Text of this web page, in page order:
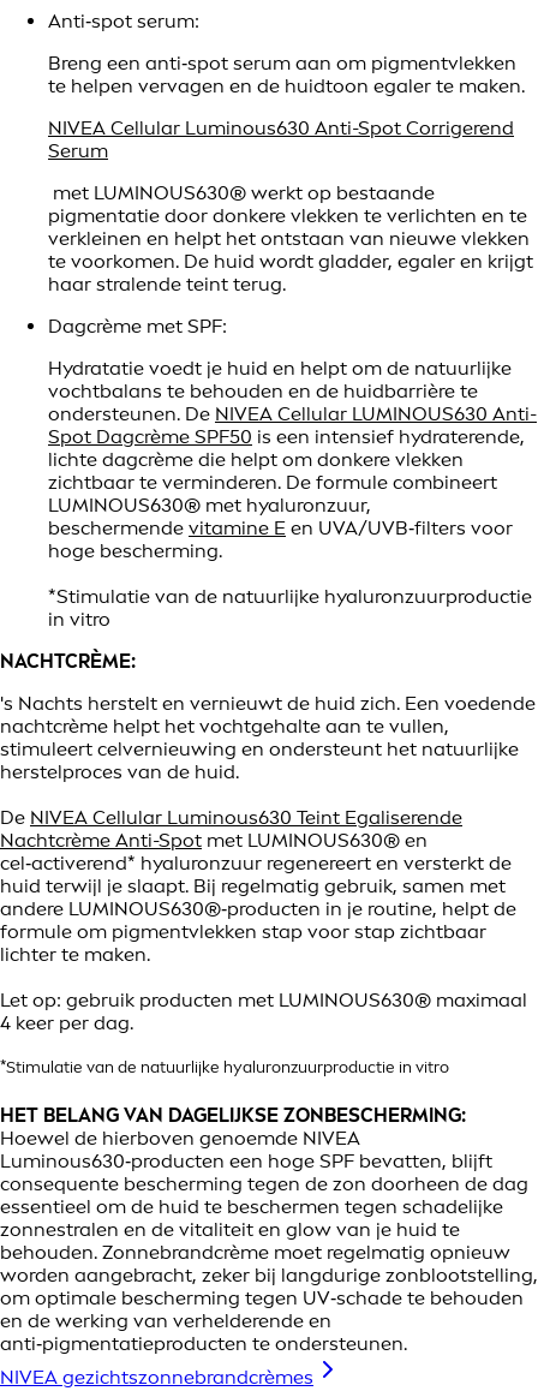
Anti‑spot serum:
Breng een anti‑spot serum aan om pigmentvlekken
te helpen vervagen en de huidtoon egaler te maken.
NIVEA Cellular Luminous630 Anti-Spot Corrigerend
Serum
met LUMINOUS630® werkt op bestaande
pigmentatie door donkere vlekken te verlichten en te
verkleinen en helpt het ontstaan van nieuwe vlekken
te voorkomen. De huid wordt gladder, egaler en krijgt
haar stralende teint terug.
Dagcrème met SPF:
Hydratatie voedt je huid en helpt om de natuurlijke
vochtbalans te behouden en de huidbarrière te
ondersteunen. De NIVEA Cellular LUMINOUS630 Anti-
Spot Dagcrème SPF50 is een intensief hydraterende,
lichte dagcrème die helpt om donkere vlekken
zichtbaar te verminderen. De formule combineert
LUMINOUS630® met hyaluronzuur,
beschermende vitamine E en UVA/UVB‑filters voor
hoge bescherming.
*Stimulatie van de natuurlijke hyaluronzuurproductie
in vitro
NACHTCRÈME:
's Nachts herstelt en vernieuwt de huid zich. Een voedende
nachtcrème helpt het vochtgehalte aan te vullen,
stimuleert celvernieuwing en ondersteunt het natuurlijke
herstelproces van de huid.
De NIVEA Cellular Luminous630 Teint Egaliserende
Nachtcrème Anti-Spot met LUMINOUS630® en
cel‑activerend* hyaluronzuur regenereert en versterkt de
huid terwijl je slaapt. Bij regelmatig gebruik, samen met
andere LUMINOUS630®‑producten in je routine, helpt de
formule om pigmentvlekken stap voor stap zichtbaar
lichter te maken.
Let op: gebruik producten met LUMINOUS630® maximaal
4 keer per dag.
*Stimulatie van de natuurlijke hyaluronzuurproductie in vitro
HET BELANG VAN DAGELIJKSE ZONBESCHERMING:
Hoewel de hierboven genoemde NIVEA
Luminous630‑producten een hoge SPF bevatten, blijft
consequente bescherming tegen de zon doorheen de dag
essentieel om de huid te beschermen tegen schadelijke
zonnestralen en de vitaliteit en glow van je huid te
behouden. Zonnebrandcrème moet regelmatig opnieuw
worden aangebracht, zeker bij langdurige zonblootstelling,
om optimale bescherming tegen UV‑schade te behouden
en de werking van verhelderende en
anti‑pigmentatieproducten te ondersteunen.
NIVEA gezichtszonnebrandcrèmes